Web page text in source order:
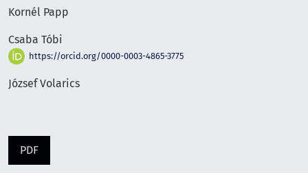
Kornél Papp
Csaba Tóbi
https://orcid.org/0000-0003-4865-3775
József Volarics
PDF